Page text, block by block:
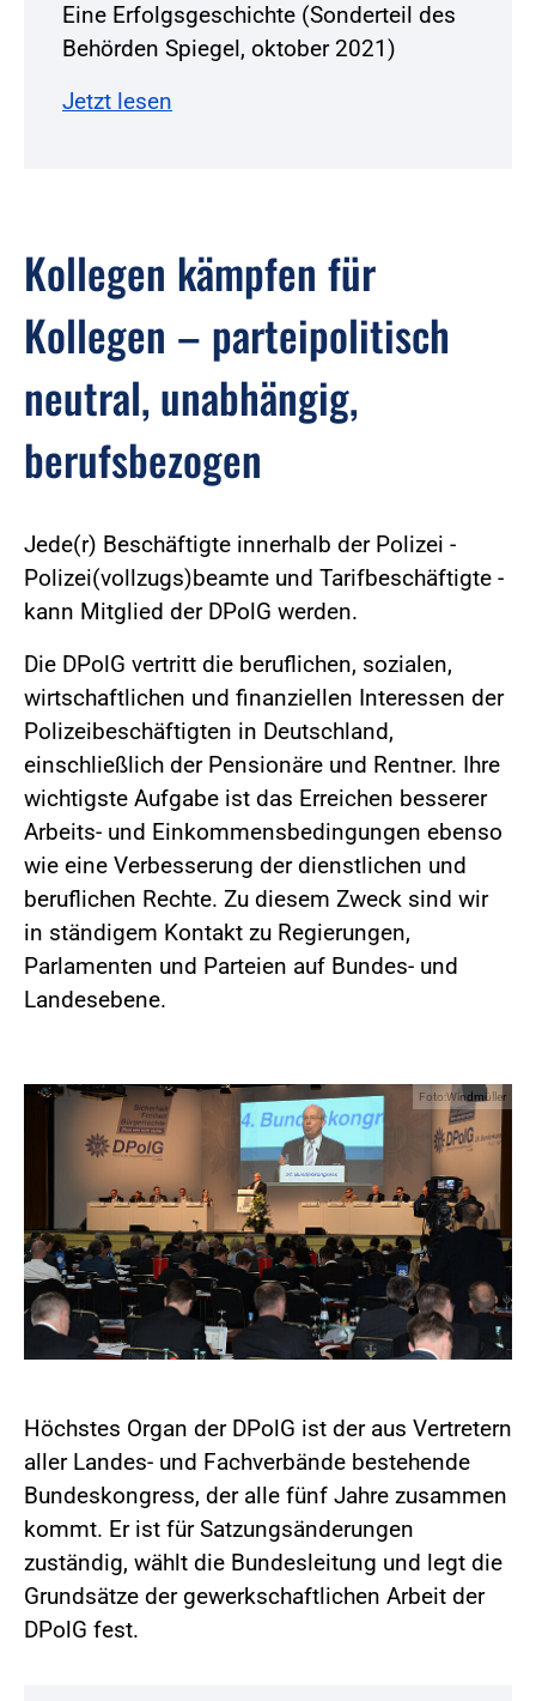
Eine Erfolgsgeschichte (Sonderteil des
Behörden Spiegel, oktober 2021)
Jetzt lesen
Kollegen kämpfen für
Kollegen – parteipolitisch
neutral, unabhängig,
berufsbezogen
Jede(r) Beschäftigte innerhalb der Polizei -
Polizei(vollzugs)beamte und Tarifbeschäftigte -
kann Mitglied der DPolG werden.
Die DPolG vertritt die beruflichen, sozialen,
wirtschaftlichen und finanziellen Interessen der
Polizeibeschäftigten in Deutschland,
einschließlich der Pensionäre und Rentner. Ihre
wichtigste Aufgabe ist das Erreichen besserer
Arbeits- und Einkommensbedingungen ebenso
wie eine Verbesserung der dienstlichen und
beruflichen Rechte. Zu diesem Zweck sind wir
in ständigem Kontakt zu Regierungen,
Parlamenten und Parteien auf Bundes- und
Landesebene.
Foto:Windmüller
Höchstes Organ der DPolG ist der aus Vertretern
aller Landes- und Fachverbände bestehende
Bundeskongress, der alle fünf Jahre zusammen
kommt. Er ist für Satzungsänderungen
zuständig, wählt die Bundesleitung und legt die
Grundsätze der gewerkschaftlichen Arbeit der
DPolG fest.